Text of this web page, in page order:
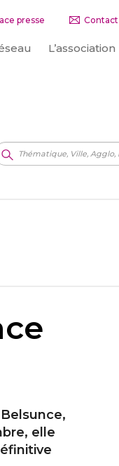
presse Contact
L’association
elle